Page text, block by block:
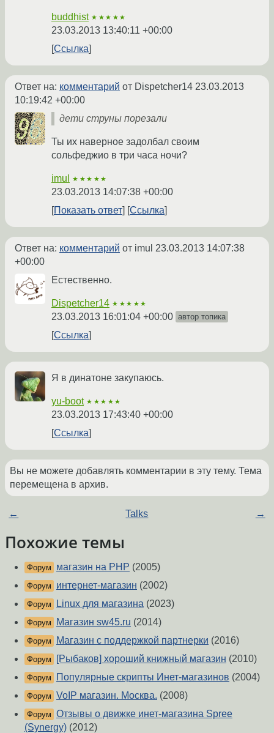
buddhist ★★★★★
23.03.2013 13:40:11 +00:00
Ссылка
Ответ на: комментарий от Dispetcher14 23.03.2013
10:19:42 +00:00
дети струны порезали
Ты их наверное задолбал своим
сольфеджио в три часа ночи?
imul ★★★★★
23.03.2013 14:07:38 +00:00
Показать ответ
Ссылка
Ответ на: комментарий от imul 23.03.2013 14:07:38
+00:00
Естественно.
Dispetcher14 ★★★★★
23.03.2013 16:01:04 +00:00 автор топика
Ссылка
Я в динатоне закупаюсь.
yu-boot ★★★★★
23.03.2013 17:43:40 +00:00
Ссылка
Вы не можете добавлять комментарии в эту тему. Тема
перемещена в архив.
← Talks →
Похожие темы
Форум магазин на РНР (2005)
Форум интернет-магазин (2002)
Форум Linux для магазина (2023)
Форум Магазин sw45.ru (2014)
Форум Магазин с поддержкой партнерки (2016)
Форум [Рыбаков] хороший книжный магазин (2010)
Форум Популярные скрипты Инет-магазинов (2004)
Форум VoIP магазин. Москва. (2008)
Форум Отзывы о движке инет-магазина Spree
(Synergy) (2012)